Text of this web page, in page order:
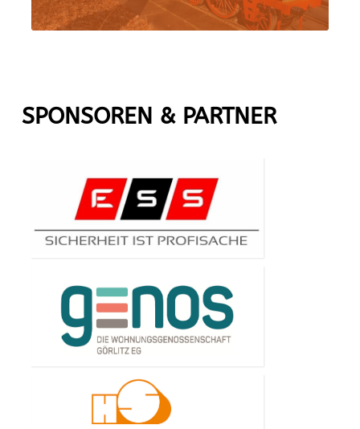
SPONSOREN & PARTNER